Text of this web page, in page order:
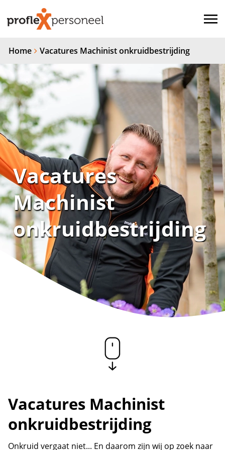
Home Vacatures Machinist onkruidbestrijding
Vacatures
Machinist
onkruidbestrijding
Vacatures Machinist
onkruidbestrijding
Onkruid vergaat niet... En daarom zijn wij op zoek naar